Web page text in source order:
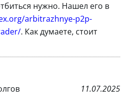
нужно. Нашел его в
arbitrazhnye-p2p-
. Как думаете, стоит
11.07.2025